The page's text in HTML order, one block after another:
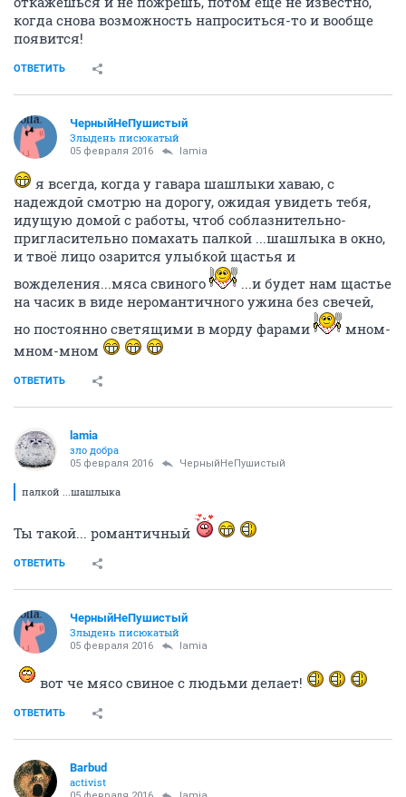
Вот посмотри как мысли то у нас сходятся!
ОТВЕТИТЬ
Отец Тук
05 февраля 2016 lamia
Кризис, дорогая моя!
Я вот когда только только в универ поступил и
переехал в общагу жить, тоже сначала стеснялся и
всё такое.
А потом быстренько отучился. Ибо помнил - сегодня
откажешься и не пожрёшь, потом ещё не известно,
когда снова возможность напроситься-то и вообще
появится!
ОТВЕТИТЬ
Злыдень писюкатый
надеждой смотрю на дорогу, ожидая увидеть тебя,
идущую домой с работы, чтоб соблазнительно-
пригласительно помахать палкой ...шашлыка в окно,
и твоё лицо озарится улыбкой щастья и
вожделения...мяса свиного
...и будет нам щастье
на часик в виде неромантичного ужина без свечей,
но постоянно светящими в морду фарами
мном-мном
ОТВЕТИТЬ
зло добра
Ты такой... романтичный